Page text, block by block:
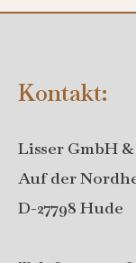
Kontakt:
Lisser GmbH
Auf der
D-27798 Hude